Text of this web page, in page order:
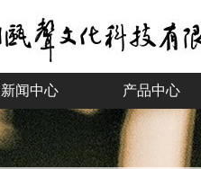
产品中心
新闻中心